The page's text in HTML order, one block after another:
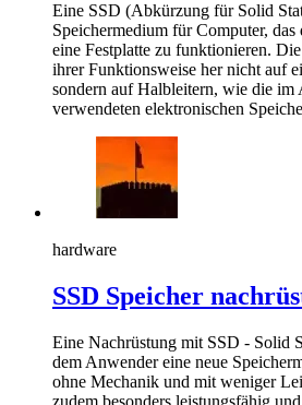
Eine SSD (Abkürzung für Solid
Speichermedium für Computer,
eine Festplatte zu funktionieren.
ihrer Funktionsweise her nicht auf
sondern auf Halbleitern, wie die im
verwendeten elektronischen
hardware
SSD Speicher
Eine Nachrüstung mit SSD - Solid
dem Anwender eine neue
ohne Mechanik und mit weniger